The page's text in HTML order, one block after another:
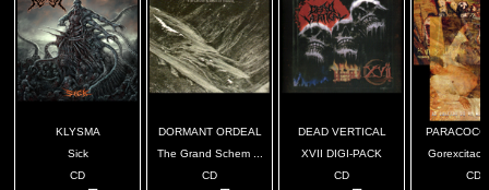
KLYSMA
Sick
CD
DORMANT ORDEAL
The Grand Schem ...
CD
DEAD VERTICAL
XVII DIGI-PACK
CD
CD